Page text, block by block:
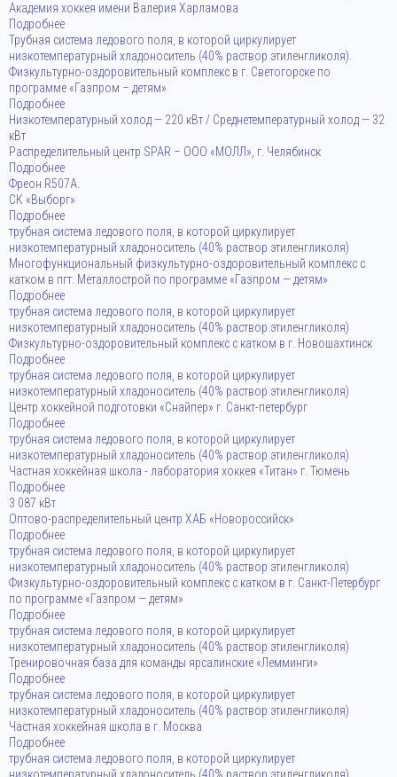
Aкадемия хоккея имени Валерия Харламова
Подробнее
Трубная система ледового поля, в которой циркулирует
низкотемпературный хладоноситель (40% раствор этиленгликоля).
Физкультурно-оздоровительный комплекс в г. Светогорске по
программе «Газпром – детям»
Подробнее
Низкотемпературный холод — 220 кВт / Среднетемпературный холод — 32
кВт
Распределительный центр SPAR – ООО «МОЛЛ», г. Челябинcк
Подробнее
Фреон R507A.
СК «Выборг»
Подробнее
трубная система ледового поля, в которой циркулирует
низкотемпературный хладоноситель (40% раствор этиленгликоля)
Многофункциональный физкультурно-оздоровительный комплекс с
катком в пгт. Металлострой по программе «Газпром — детям»
Подробнее
трубная система ледового поля, в которой циркулирует
низкотемпературный хладоноситель (40% раствор этиленгликоля)
Физкультурно-оздоровительный комплекс с катком в г. Новошахтинск
Подробнее
трубная система ледового поля, в которой циркулирует
низкотемпературный хладоноситель (40% раствор этиленгликоля)
Центр хоккейной подготовки «Снайпер» г. Санкт-петербург
Подробнее
трубная система ледового поля, в которой циркулирует
низкотемпературный хладоноситель (40% раствор этиленгликоля)
Частная хоккейная школа - лаборатория хоккея «Титан» г. Тюмень
Подробнее
3 087 кВт
Оптово-распределительный центр ХАБ «Новороссийск»
Подробнее
трубная система ледового поля, в которой циркулирует
низкотемпературный хладоноситель (40% раствор этиленгликоля)
Физкультурно-оздоровительный комплекс с катком в г. Санкт-Петербург
по программе «Газпром — детям»
Подробнее
трубная система ледового поля, в которой циркулирует
низкотемпературный хладоноситель (40% раствор этиленгликоля)
Тренировочная база для команды ярсалинские «Лемминги»
Подробнее
трубная система ледового поля, в которой циркулирует
низкотемпературный хладоноситель (40% раствор этиленгликоля)
Частная хоккейная школа в г. Москва
Подробнее
трубная система ледового поля, в которой циркулирует